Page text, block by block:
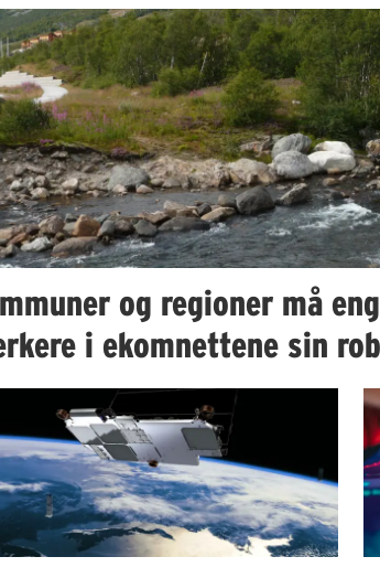
og regioner må
i ekomnettene sin